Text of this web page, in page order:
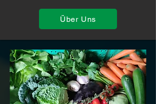
Über Uns